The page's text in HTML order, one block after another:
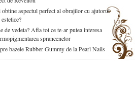
aspectul perfect al obrajilor cu ajutorul
de vedeta? Afla tot ce te-ar putea interesa
sprancenelor
bazele Rubber Gummy de la Pearl Nails